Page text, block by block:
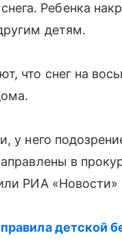
снега. Ребенка
детям.
что снег на
у него
в
РИА
детской